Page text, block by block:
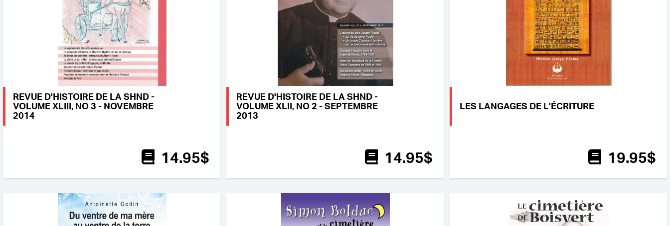
REVUE D'HISTOIRE DE LA SHND -
VOLUME XLIII, NO 3 - NOVEMBRE
2014
14.95$
REVUE D'HISTOIRE DE LA SHND -
VOLUME XLII, NO 2 - SEPTEMBRE
2013
14.95$
LES LANGAGES DE L'ÉCRITURE
19.95$